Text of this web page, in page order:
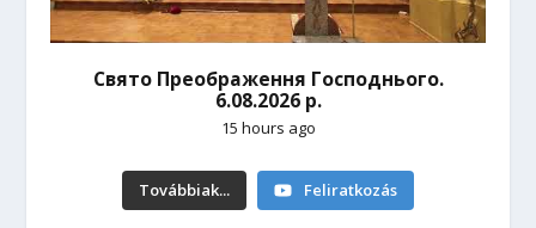
Свято Преображення Господнього.
6.08.2026 р.
15 hours ago
Továbbiak... Feliratkozás